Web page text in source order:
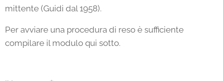
mittente (Guidi dal 1958).
Per avviare una procedura di reso è sufficiente
compilare il modulo qui sotto.